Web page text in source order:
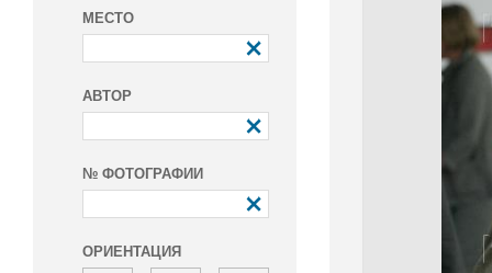
МЕСТО
АВТОР
№ ФОТОГРАФИИ
ОРИЕНТАЦИЯ